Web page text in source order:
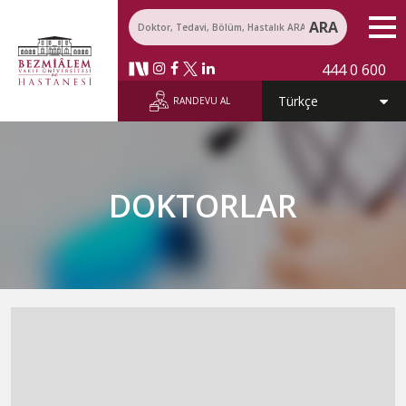
ARA
444 0 600
RANDEVU AL
DOKTORLAR